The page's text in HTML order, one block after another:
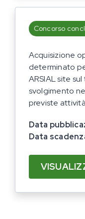
Concorso
Acquisizione
determinato
ARSIAL site
svolgimento
previste
Data
Data